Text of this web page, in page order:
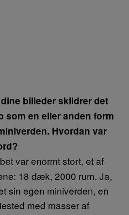
billeder skildrer det
som en eller anden form
Hvordan var
var enormt stort, et af
18 dæk, 2000 rum. Ja,
sin egen miniverden, en
med masser af